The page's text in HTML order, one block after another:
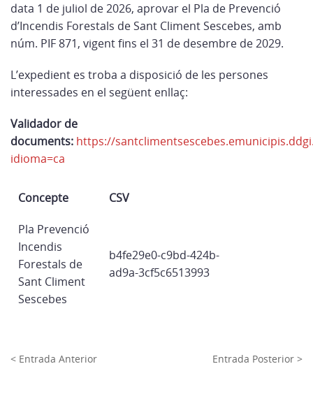
data 1 de juliol de 2026, aprovar el Pla de Prevenció
d’Incendis Forestals de Sant Climent Sescebes, amb
núm. PIF 871, vigent fins el 31 de desembre de 2029.
L’expedient es troba a disposició de les persones
interessades en el següent enllaç:
Validador de
documents: https://
idioma=ca
Concepte CSV
Pla Prevenció
Incendis
Forestals de
Sant Climent
Sescebes
b4fe29e0-c9bd-424b-
ad9a-3cf5c6513993
< Entrada Anterior Entrada Posterior >